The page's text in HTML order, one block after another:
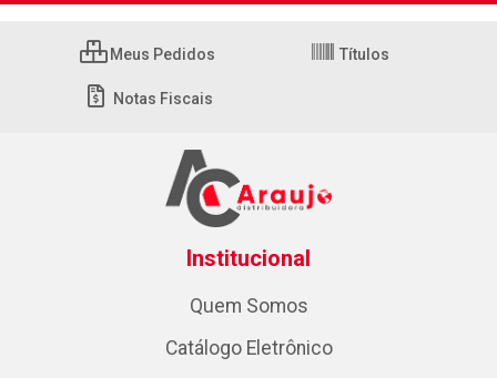
Meus Pedidos Títulos
Notas Fiscais
Institucional
Quem Somos
Catálogo Eletrônico